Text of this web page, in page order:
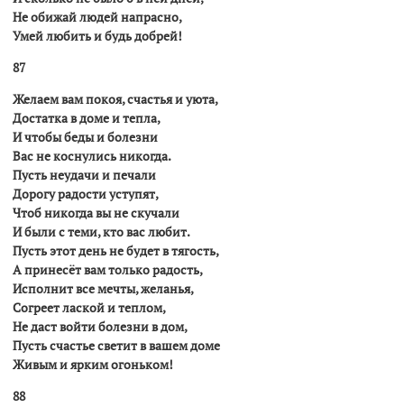
Hе обижай людей напрасно,
Умей любить и будь добрей!
87
Желаем вам покоя, счастья и уюта,
Достатка в доме и тепла,
И чтобы беды и болезни
Вас не коснулись никогда.
Пусть неудачи и печали
Дорогу радости уступят,
Чтоб никогда вы не скучали
И были с теми, кто вас любит.
Пусть этот день не будет в тягость,
А принесёт вам только радость,
Исполнит все мечты, желанья,
Согреет лаской и теплом,
Hе даст войти болезни в дом,
Пусть счастье светит в вашем доме
Живым и ярким огоньком!
88